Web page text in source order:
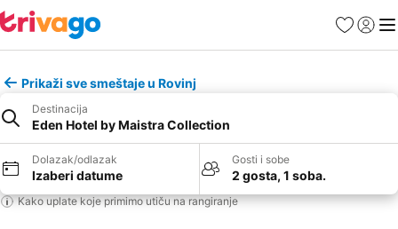
FavoritiPrijavi
Prikaži sve smeštaje u Rovinj
Destinacija
Eden Hotel by Maistra Collection
Dolazak/odlazak
Izaberi datume
Gosti i sobe
2 gosta, 1 soba.
Kako uplate koje primimo utiču na rangiranje